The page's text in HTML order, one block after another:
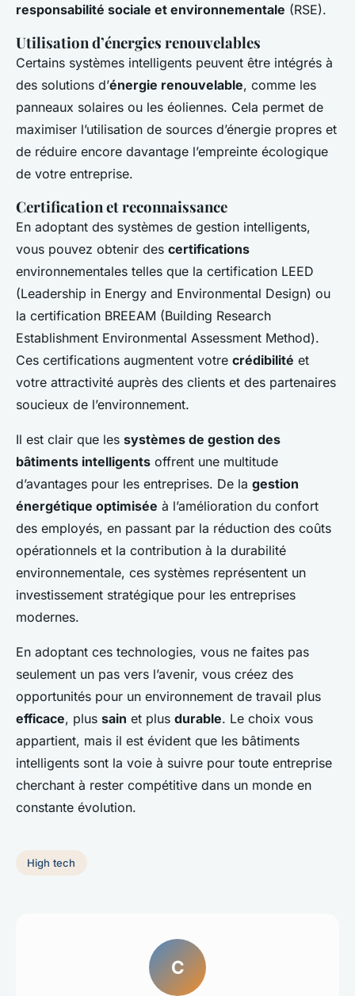
responsabilité sociale et environnementale (RSE).
Utilisation d’énergies renouvelables
Certains systèmes intelligents peuvent être intégrés à
des solutions d’énergie renouvelable, comme les
panneaux solaires ou les éoliennes. Cela permet de
maximiser l’utilisation de sources d’énergie propres et
de réduire encore davantage l’empreinte écologique
de votre entreprise.
Certification et reconnaissance
En adoptant des systèmes de gestion intelligents,
vous pouvez obtenir des certifications
environnementales telles que la certification LEED
(Leadership in Energy and Environmental Design) ou
la certification BREEAM (Building Research
Establishment Environmental Assessment Method).
Ces certifications augmentent votre crédibilité et
votre attractivité auprès des clients et des partenaires
soucieux de l’environnement.
Il est clair que les systèmes de gestion des
bâtiments intelligents offrent une multitude
d’avantages pour les entreprises. De la gestion
énergétique optimisée à l’amélioration du confort
des employés, en passant par la réduction des coûts
opérationnels et la contribution à la durabilité
environnementale, ces systèmes représentent un
investissement stratégique pour les entreprises
modernes.
En adoptant ces technologies, vous ne faites pas
seulement un pas vers l’avenir, vous créez des
opportunités pour un environnement de travail plus
efficace, plus sain et plus durable. Le choix vous
appartient, mais il est évident que les bâtiments
intelligents sont la voie à suivre pour toute entreprise
cherchant à rester compétitive dans un monde en
constante évolution.
High tech
C